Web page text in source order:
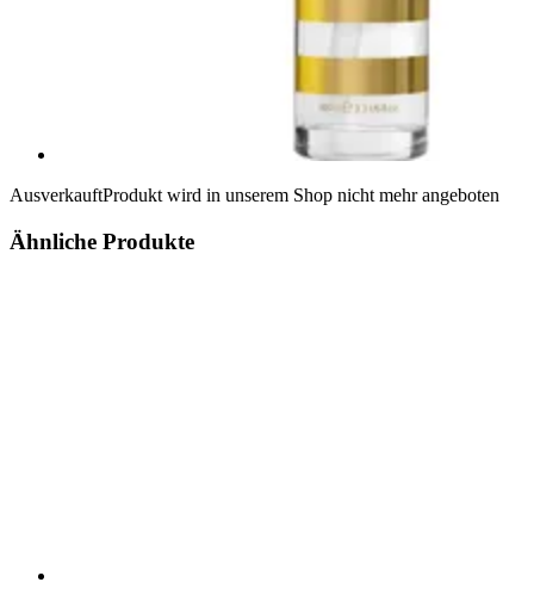
AusverkauftProdukt wird in unserem Shop nicht mehr angeboten
Ähnliche Produkte